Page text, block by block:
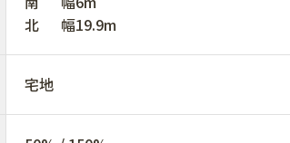
北 幅19.9m
宅地